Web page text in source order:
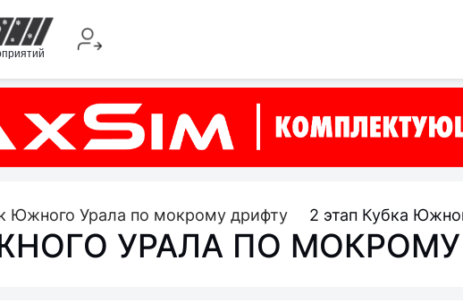
Южного Урала по мокрому дрифту 2 этап Кубка
УРАЛА ПО